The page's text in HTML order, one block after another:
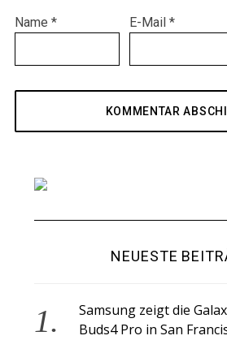
Name * E-Mail*
NEUESTE
Samsung zeigt die
Buds4 Pro in San